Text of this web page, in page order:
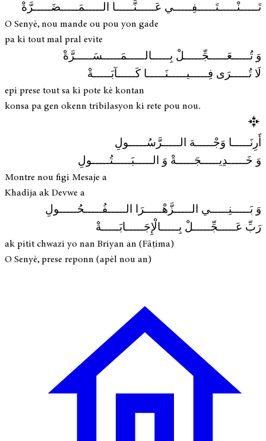
تَـــــنْـــــتَـــــفِـــــي عَـــــنَّـــــا الـــــمَـــــضَـــــرَّةْ
O Senyè, nou mande ou pou yon gade
pa ki tout mal pral evite
وَ تُـــــعَـــــجِّـــــلْ بِـــــالـــــمَـــــسَـــــرَّةْ
لَا تُـــــرَى فِـــــيـــــنَـــــا كَـــــآبَـــــةْ
epi prese tout sa ki pote kè kontan
konsa pa gen okenn tribilasyon ki rete pou nou.
أَرِنَـــــا وَجْـــــهَ الـــــرَّسُـــــولِ
وَ خَـــــدِيـــــجَـــــةْ وَ الـــــبَـــــتُـــــولِ
Montre nou figi Mesaje a
Khadīja ak Devwe a
وَ بَـــــنِـــــي الـــــزَّهْـــــرَا الـــــفُـــــحُـــــولِ
رَبِّ عَـــــجِّـــــلْ بِـــــالْإِجَـــــابَـــــةْ
ak pitit chwazi yo nan Briyan an (Fāṭima)
O Senyè, prese reponn (apèl nou an)